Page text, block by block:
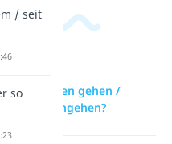
essen gehen /
/ Essengehen?
/ seit
so